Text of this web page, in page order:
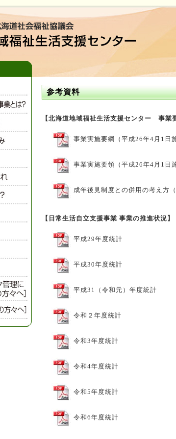
参考資料
【北海道地域福祉生活支援センター 事業
事業実施要綱（平成26年4月1日
事業実施要領（平成26年4月1日
成年後見制度との併用の考え方
【日常生活自立支援事業 事業の推進状況】
平成29年度統計
平成30年度統計
平成31（令和元）年度統計
令和２年度統計
令和3年度統計
令和4年度統計
令和5年度統計
令和6年度統計